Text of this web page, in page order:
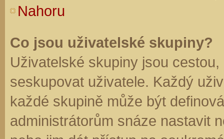
Nahoru
Co jsou uživatelské skupiny?
Uživatelské skupiny jsou
seskupovat uživatele. Každý
každé skupině může být
administrátorům snáze nastavit